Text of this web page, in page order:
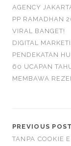
AGENCY
PP RAMADHAN
VIRAL BANGET!
DIGITAL
PENDEKATAN
60 UCAPAN
MEMBAWA
PREVIOUS POST
TANPA COOKIE